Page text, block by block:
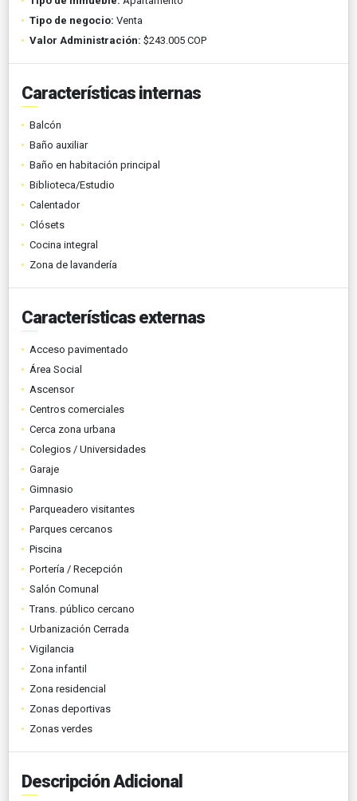
Tipo de negocio: Venta
Valor Administración: $243.005 COP
Características internas
Balcón
Baño auxiliar
Baño en habitación principal
Biblioteca/Estudio
Calentador
Clósets
Cocina integral
Zona de lavandería
Características externas
Acceso pavimentado
Área Social
Ascensor
Centros comerciales
Cerca zona urbana
Colegios / Universidades
Garaje
Gimnasio
Parqueadero visitantes
Parques cercanos
Piscina
Portería / Recepción
Salón Comunal
Trans. público cercano
Urbanización Cerrada
Vigilancia
Zona infantil
Zona residencial
Zonas deportivas
Zonas verdes
Descripción Adicional